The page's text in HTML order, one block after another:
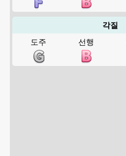
각질
도주
선행